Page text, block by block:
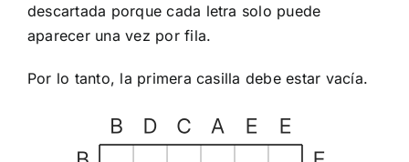
descartada porque cada letra solo puede
aparecer una vez por fila.
Por lo tanto, la primera casilla debe estar vacía.